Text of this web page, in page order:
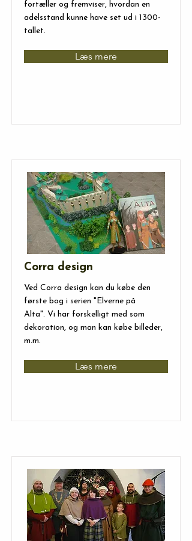
fortæller og fremviser, hvordan en
adelsstand kunne have set ud i 1300-
tallet.
Læs mere
Corra design
Ved Corra design kan du købe den
første bog i serien "Elverne på
Alta". Vi har forskelligt med som
dekoration, og man kan købe billeder,
m.m.
Læs mere